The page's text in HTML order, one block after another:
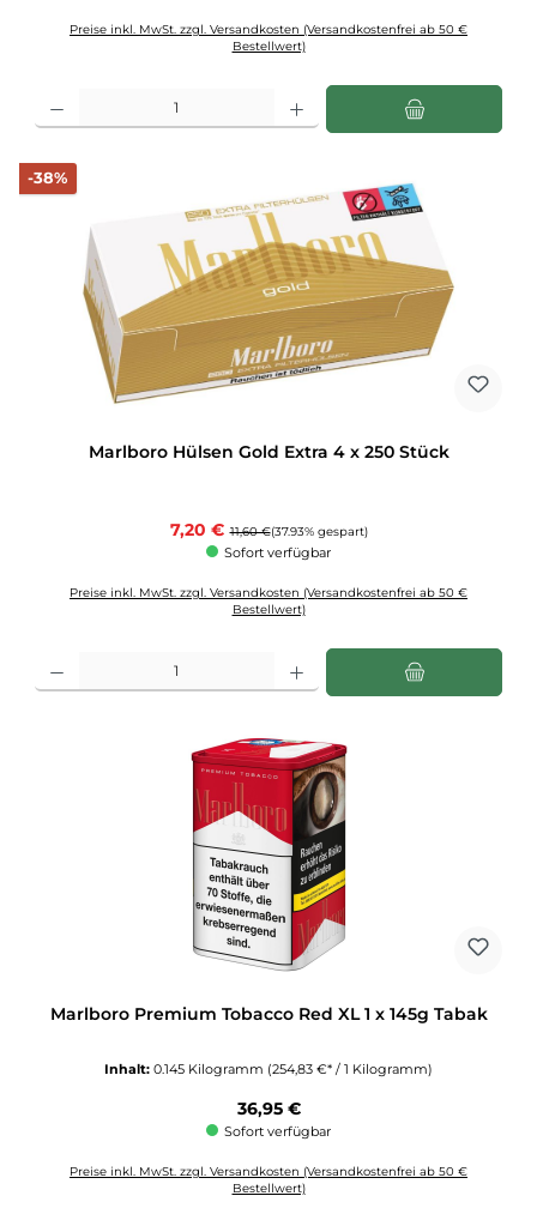
Preise inkl. MwSt. zzgl. Versandkosten (Versandkostenfrei ab 50 €
Bestellwert)
Produkt Anzahl: Gib den gewünschten Wert ein oder benutze die Schaltflächen
-38%Rabatt
Marlboro Hülsen Gold Extra 4 x 250 Stück
Verkaufspreis:
7,20 € Regulärer Preis:
11,60 €(37.93% gespart)
Sofort verfügbar
Preise inkl. MwSt. zzgl. Versandkosten (Versandkostenfrei ab 50 €
Bestellwert)
Marlboro Premium Tobacco Red XL 1 x 145g Tabak
Inhalt: 0.145 Kilogramm (254,83 €* / 1 Kilogramm)
Regulärer Preis:
36,95 €
Sofort verfügbar
Preise inkl. MwSt. zzgl. Versandkosten (Versandkostenfrei ab 50 €
Bestellwert)